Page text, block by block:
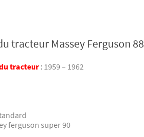
tracteur Massey Ferguson 88
tracteur: 1959 – 1962
ferguson super 90